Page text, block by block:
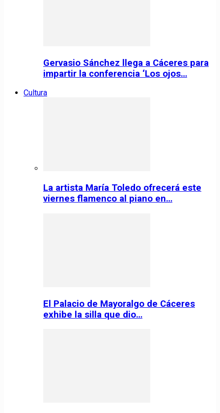
Gervasio Sánchez llega a Cáceres para
impartir la conferencia ‘Los ojos…
Cultura
La artista María Toledo ofrecerá este
viernes flamenco al piano en…
El Palacio de Mayoralgo de Cáceres
exhibe la silla que dio…